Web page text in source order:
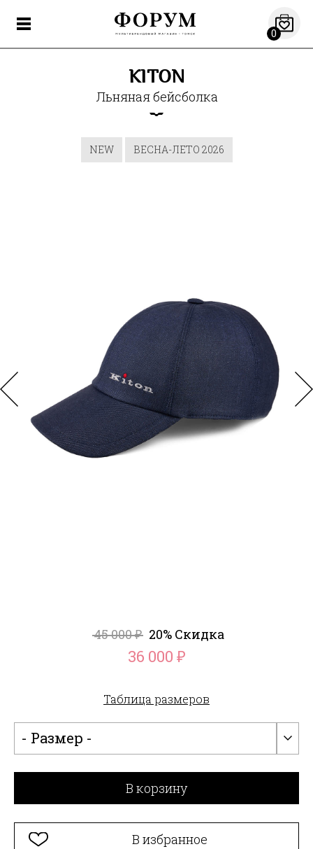
0
KITON
Льняная бейсболка
NEW ВЕСНА-ЛЕТО 2026
45 000₽ 20% Скидка
36 000 ₽
Таблица размеров
- Размер -
В корзину
В избранное